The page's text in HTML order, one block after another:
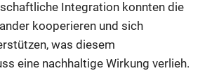
Integration konnten die
kooperieren und sich
was diesem
eine nachhaltige Wirkung verlieh.